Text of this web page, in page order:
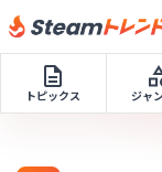
トピックス ジャ